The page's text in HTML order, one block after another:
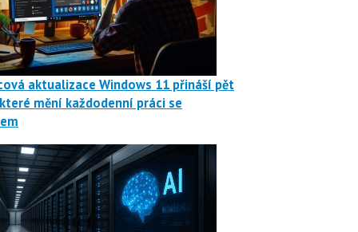
aktualizace Windows 11 přináší pět
mění každodenní práci se